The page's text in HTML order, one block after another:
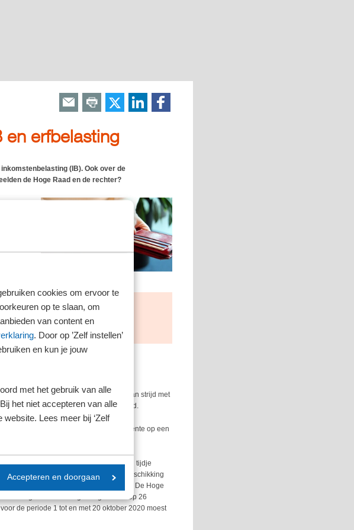
cookies om ervoor te
op te slaan, om
van content en
. Door op ’Zelf instellen’
en kun je jouw
met het gebruik van alle
het niet accepteren van alle
Lees meer bij ‘Zelf
Accepteren en doorgaan
en erfbelasting
(IB). Ook over de
de Hoge Raad en de rechter?
strijd
Raad, over aanslagen Vpb hetzelfde
op een aanslag IB geen sprake is van strijd met
dus niet te hoog volgens de Hoge Raad.
2026 en oordeelde dat de belastingrente op een
Raad. De belastingrente bedroeg een tijdje
naar 4%. De belastingrente was bij beschikking
20 oktober 2020 4% was berekend. De Hoge
nog niet in werking was getreden op 26
de periode 1 tot en met 20 oktober 2020 moest